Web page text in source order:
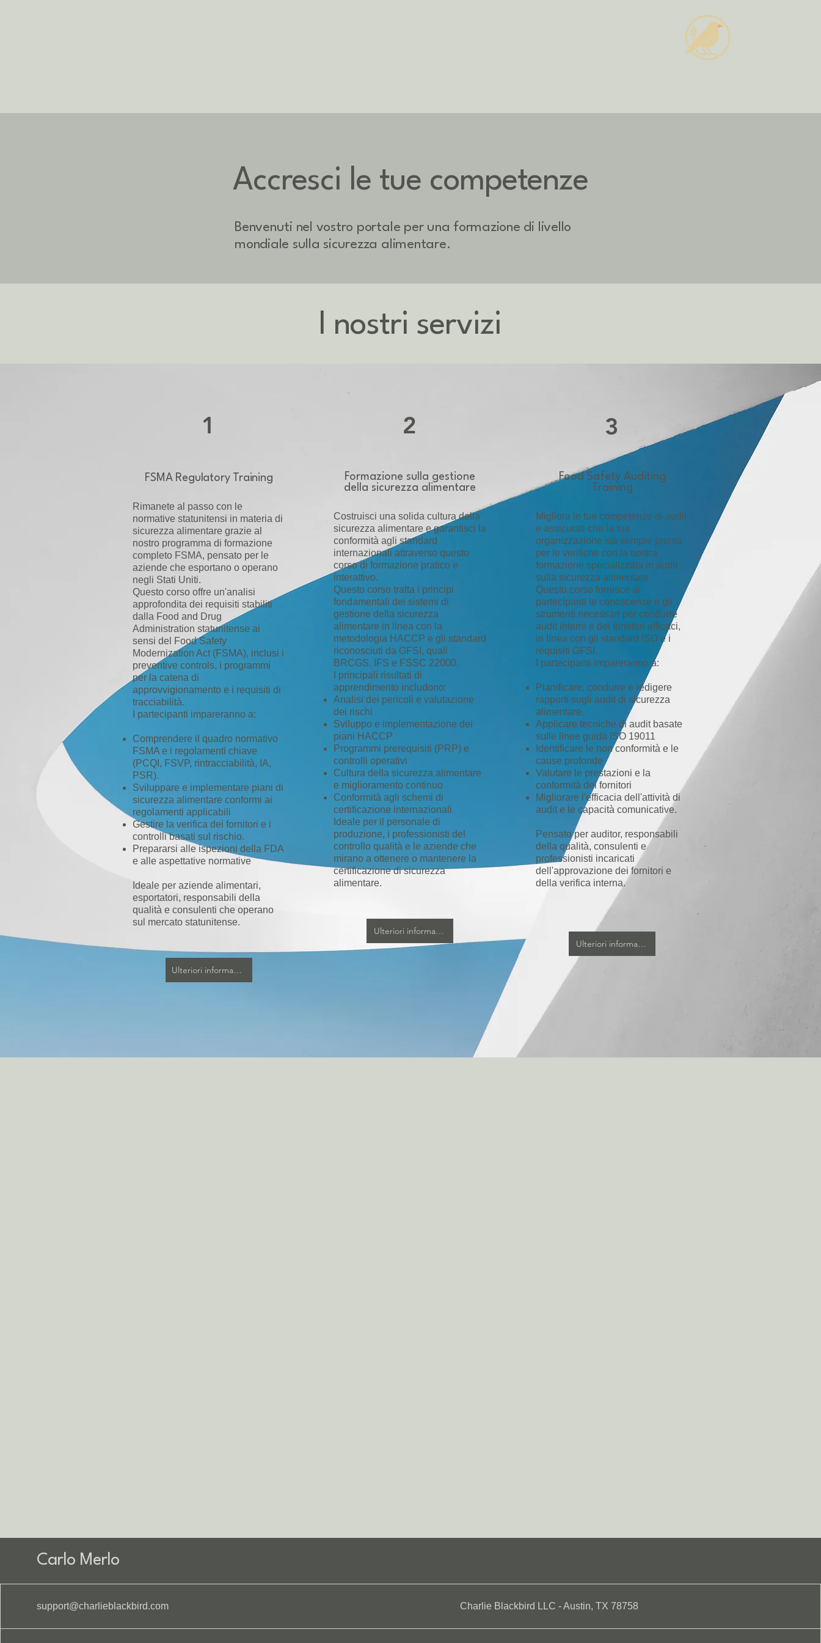
Accresci le tue competenze
Benvenuti nel vostro portale per una formazione di livello
mondiale sulla sicurezza alimentare.
I nostri servizi
1
FSMA Regulatory Training
Rimanete al passo con le
normative statunitensi in materia di
sicurezza alimentare grazie al
nostro programma di formazione
completo FSMA, pensato per le
aziende che esportano o operano
negli Stati Uniti.
Questo corso offre un'analisi
approfondita dei requisiti stabiliti
dalla Food and Drug
Administration statunitense ai
sensi del Food Safety
Modernization Act (FSMA), inclusi i
preventive controls, i programmi
per la catena di
approvvigionamento e i requisiti di
tracciabilità.
I partecipanti impareranno a:
Comprendere il quadro normativo
FSMA e i regolamenti chiave
(PCQI, FSVP, rintracciabilità, IA,
PSR).
Sviluppare e implementare piani di
sicurezza alimentare conformi ai
regolamenti applicabili
Gestire la verifica dei fornitori e i
controlli basati sul rischio.
Prepararsi alle ispezioni della FDA
e alle aspettative normative
Ideale per aziende alimentari,
esportatori, responsabili della
qualità e consulenti che operano
sul mercato statunitense.
Ulteriori informazioni
2
Formazione sulla gestione
della sicurezza alimentare
Costruisci una solida cultura della
sicurezza alimentare e garantisci la
conformità agli standard
internazionali attraverso questo
corso di formazione pratico e
interattivo.
Questo corso tratta i principi
fondamentali dei sistemi di
gestione della sicurezza
alimentare in linea con la
metodologia HACCP e gli standard
riconosciuti da GFSI, quali
BRCGS, IFS e FSSC 22000.
I principali risultati di
apprendimento includono:
Analisi dei pericoli e valutazione
dei rischi
Sviluppo e implementazione dei
piani HACCP
Programmi prerequisiti (PRP) e
controlli operativi
Cultura della sicurezza alimentare
e miglioramento continuo
Conformità agli schemi di
certificazione internazionali
Ideale per il personale di
produzione, i professionisti del
controllo qualità e le aziende che
mirano a ottenere o mantenere la
certificazione di sicurezza
alimentare.
Ulteriori informazioni
3
Food Safety Auditing
Training
Migliora le tue competenze di audit
e assicurati che la tua
organizzazione sia sempre pronta
per le verifiche con la nostra
formazione specializzata in audit
sulla sicurezza alimentare.
Questo corso fornisce ai
partecipanti le conoscenze e gli
strumenti necessari per condurre
audit interni e dei fornitori efficaci,
in linea con gli standard ISO e i
requisiti GFSI.
I partecipanti impareranno a:
Pianificare, condurre e redigere
rapporti sugli audit di sicurezza
alimentare.
Applicare tecniche di audit basate
sulle linee guida ISO 19011
Identificare le non conformità e le
cause profonde
Valutare le prestazioni e la
conformità dei fornitori
Migliorare l'efficacia dell'attività di
audit e le capacità comunicative.
Pensato per auditor, responsabili
della qualità, consulenti e
professionisti incaricati
dell'approvazione dei fornitori e
della verifica interna.
Ulteriori informazioni
Carlo Merlo
support@charlieblackbird.com Charlie Blackbird LLC - Austin, TX 78758